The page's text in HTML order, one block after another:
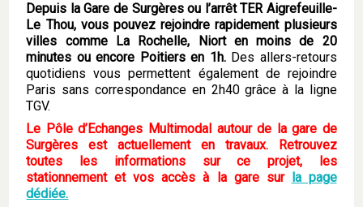
Depuis la Gare de Surgères ou l’arrêt TER Aigrefeuille-
Le Thou, vous pouvez rejoindre rapidement plusieurs
villes comme La Rochelle, Niort en moins de 20
minutes ou encore Poitiers en 1h.Des allers-retours
quotidiens vous permettent également de rejoindre
Paris sans correspondance en 2h40 grâce à la ligne
TGV.
Le Pôle d’Echanges Multimodal autour de la gare de
Surgères est actuellement en travaux. Retrouvez
toutes les informations sur ce projet, les
stationnement et vos accès à la gare sur la page
dédiée.